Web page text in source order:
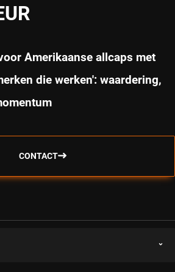
Amerikaanse allcaps met
die werken': waardering,
CONTACT